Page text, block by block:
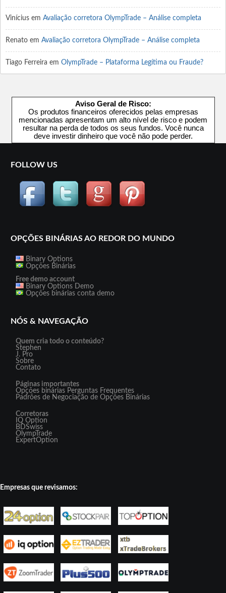
Vinícius em Avaliação corretora OlympTrade – Análise completa
Renato em Avaliação corretora OlympTrade – Análise completa
Tiago Ferreira em OlympTrade – Plataforma Legítima ou Fraude?
Aviso Geral de Risco:
Os produtos financeiros oferecidos pelas empresas
mencionadas apresentam um alto nível de risco e podem
resultar na perda de todos os seus fundos. Você nunca
deve investir dinheiro que você não pode perder.
FOLLOW US
OPÇÕES BINÁRIAS AO REDOR DO MUNDO
Binary Options
Opções Binárias
Free demo account
Binary Options Demo
Opções binárias conta demo
NÓS & NAVEGAÇÃO
Quem cria todo o conteúdo?
Stephen
J. Pro
Sobre
Contato
Páginas importantes
Opções binárias Perguntas Frequentes
Padrões de Negociação de Opções Binárias
Corretoras
IQ Option
BDSwiss
OlympTrade
ExpertOption
Empresas que revisamos: